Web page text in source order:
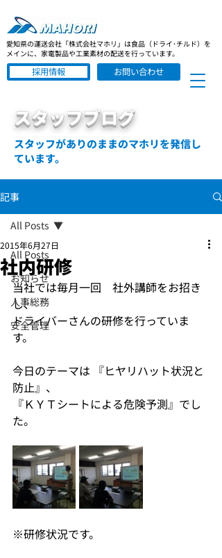
採用情報 お問い合わせ
愛知県の運送会社「株式会社マホリ」は食品（ドライ･チルド）を
メインに、家電製品や工業素材の配送を行っています。
スタッフブログ
スタッフがありのままのマホリを発信し
ています。
記事
All Posts
お知らせ
人事総務
安全管理
All Posts
社内研修
2015年6月27日
当社では毎月一回　社外講師をお招き
し、
ドライバーさんの研修を行っていま
す。
今日のテーマは 『ヒヤリハット状況と
防止』、
『ＫＹＴシートによる危険予測』でし
た。
※研修状況です。